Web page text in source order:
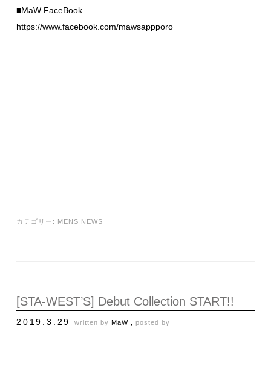
■MaW FaceBook
https://www.facebook.com/mawsappporo
カテゴリー: MENS NEWS
[STA-WEST’S] Debut Collection START!!
2019.3.29 written by MaW , posted by